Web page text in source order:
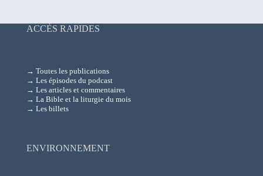
ACCÈS RAPIDES
→ Toutes les publications
→ Les épisodes du podcast
→ Les articles et commentaires
→ La Bible et la liturgie du mois
→ Les billets
ENVIRONNEMENT